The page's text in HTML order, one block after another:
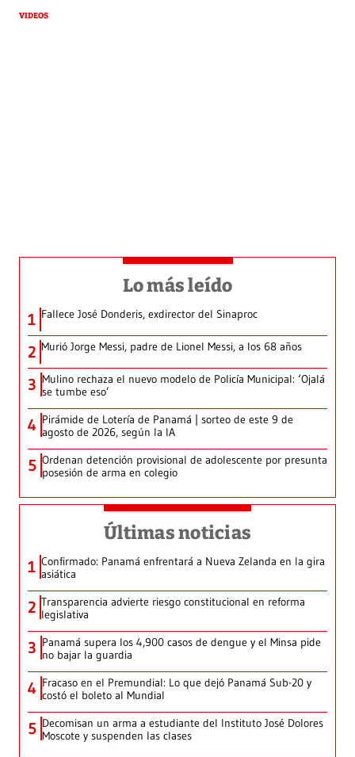
VIDEOS
Lo más leído
1 Fallece José Donderis, exdirector del Sinaproc
2 Murió Jorge Messi, padre de Lionel Messi, a los 68 años
3 Mulino rechaza el nuevo modelo de Policía Municipal: ‘Ojalá
se tumbe eso’
4 Pirámide de Lotería de Panamá | sorteo de este 9 de
agosto de 2026, según la IA
5 Ordenan detención provisional de adolescente por presunta
posesión de arma en colegio
Últimas noticias
1 Confirmado: Panamá enfrentará a Nueva Zelanda en la gira
asiática
2 Transparencia advierte riesgo constitucional en reforma
legislativa
3 Panamá supera los 4,900 casos de dengue y el Minsa pide
no bajar la guardia
4 Fracaso en el Premundial: Lo que dejó Panamá Sub-20 y
costó el boleto al Mundial
5 Decomisan un arma a estudiante del Instituto José Dolores
Moscote y suspenden las clases